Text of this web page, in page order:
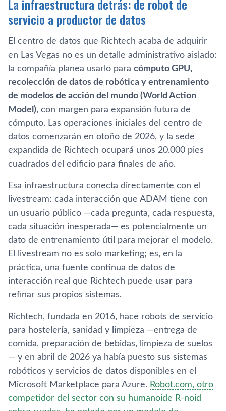
La infraestructura detrás: de robot de
servicio a productor de datos
El centro de datos que Richtech acaba de adquirir
en Las Vegas no es un detalle administrativo aislado:
la compañía planea usarlo para cómputo GPU,
recolección de datos de robótica y entrenamiento
de modelos de acción del mundo (World Action
Model), con margen para expansión futura de
cómputo. Las operaciones iniciales del centro de
datos comenzarán en otoño de 2026, y la sede
expandida de Richtech ocupará unos 20.000 pies
cuadrados del edificio para finales de año.
Esa infraestructura conecta directamente con el
livestream: cada interacción que ADAM tiene con
un usuario público —cada pregunta, cada respuesta,
cada situación inesperada— es potencialmente un
dato de entrenamiento útil para mejorar el modelo.
El livestream no es solo marketing; es, en la
práctica, una fuente continua de datos de
interacción real que Richtech puede usar para
refinar sus propios sistemas.
Richtech, fundada en 2016, hace robots de servicio
para hostelería, sanidad y limpieza —entrega de
comida, preparación de bebidas, limpieza de suelos
— y en abril de 2026 ya había puesto sus sistemas
robóticos y servicios de datos disponibles en el
Microsoft Marketplace para Azure. Robot.com, otro
competidor del sector con su humanoide R-noid